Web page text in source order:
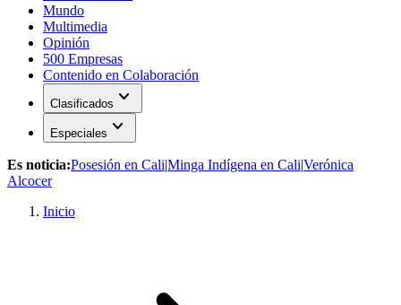
Mundo
Multimedia
Opinión
500 Empresas
Contenido en Colaboración
Clasificados expand_more
Especiales expand_more
Es noticia:Posesión en Cali|Minga Indígena en Cali|Verónica
Alcocer
Inicio